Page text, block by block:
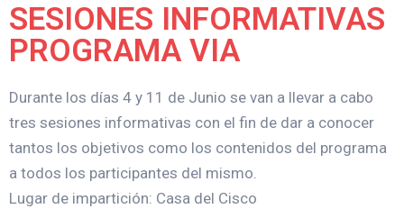
SESIONES INFORMATIVAS
PROGRAMA VIA
Durante los días 4 y 11 de Junio se van a llevar a cabo
tres sesiones informativas con el fin de dar a conocer
tantos los objetivos como los contenidos del programa
a todos los participantes del mismo.
Lugar de impartición: Casa del Cisco